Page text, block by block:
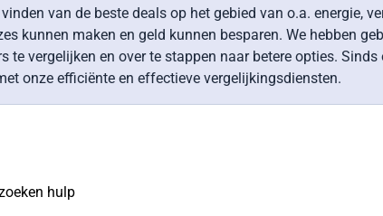
van de beste deals op het gebied van o.a. energie,
kunnen maken en geld kunnen besparen. We hebben
vergelijken en over te stappen naar betere opties.
onze efficiënte en effectieve vergelijkingsdiensten.
hulp